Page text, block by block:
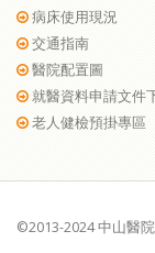
病床使用現況
交通指南
醫院配置圖
就醫資料申請文件
老人健檢預掛專區
©2013-2024 中山醫